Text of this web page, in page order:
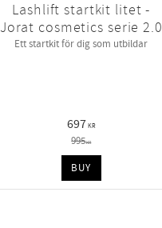
Lashlift startkit litet -
Jorat cosmetics serie 2.0
Ett startkit för dig som utbildar
697 KR
995KR
BUY